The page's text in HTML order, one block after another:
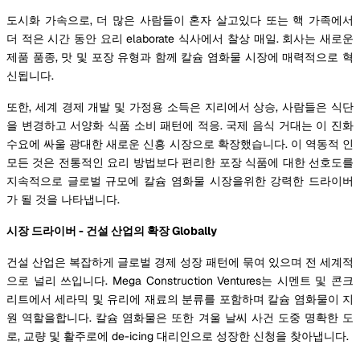
도시화 가속으로, 더 많은 사람들이 혼자 살고있다 또는 핵 가족에서
더 적은 시간 동안 요리 elaborate 식사에서 찰상 매일. 회사는 새로운
제품 품종, 맛 및 포장 유형과 함께 칼슘 염화물 시장에 매력적으로 혁
신됩니다.
또한, 세계 경제 개발 및 가정용 소득은 지리에서 상승, 사람들은 식단
을 변경하고 서양화 식품 소비 패턴에 적응. 국제 음식 거대는 이 진화
수요에 싸울 광대한 새로운 신흥 시장으로 확장했습니다. 이 역동적 인
모든 것은 전통적인 요리 방법보다 편리한 포장 식품에 대한 선호도를
지속적으로 글로벌 규모에 칼슘 염화물 시장을위한 강력한 드라이버
가 될 것을 나타냅니다.
시장 드라이버 - 건설 산업의 확장 Globally
건설 산업은 복잡하게 글로벌 경제 성장 패턴에 묶여 있으며 전 세계적
으로 널리 쓰입니다. Mega Construction Ventures는 시멘트 및 콘크
리트에서 세라믹 및 유리에 재료의 분류를 포함하며 칼슘 염화물이 지
원 역할을합니다. 칼슘 염화물은 또한 겨울 날씨 사건 도중 명확한 도
로, 교량 및 활주로에 de-icing 대리인으로 성장한 신청을 찾아냅니다.